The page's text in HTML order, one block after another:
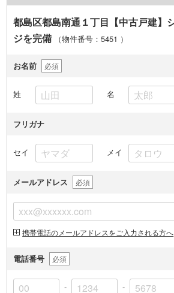
都島区都島南通１丁目【中古戸建】
ジを完備
（物件番号：5451 ）
お名前 必須
姓 名
フリガナ
セイ メイ
メールアドレス 必須
携帯電話のメールアドレスをご入力される方へ
電話番号 必須
- -